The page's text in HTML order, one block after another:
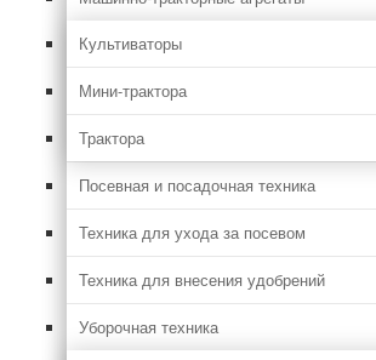
Культиваторы
Мини-трактора
Трактора
Посевная и посадочная техника
Техника для ухода за посевом
Техника для внесения удобрений
Уборочная техника